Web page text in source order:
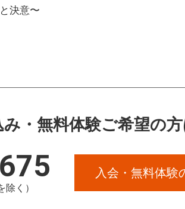
決意〜
・無料体験ご希望の
除く）
入会・無料体験